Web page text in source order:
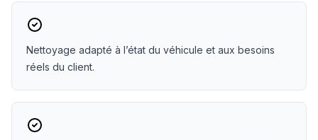
Nettoyage adapté à l’état du véhicule et aux besoins
réels du client.